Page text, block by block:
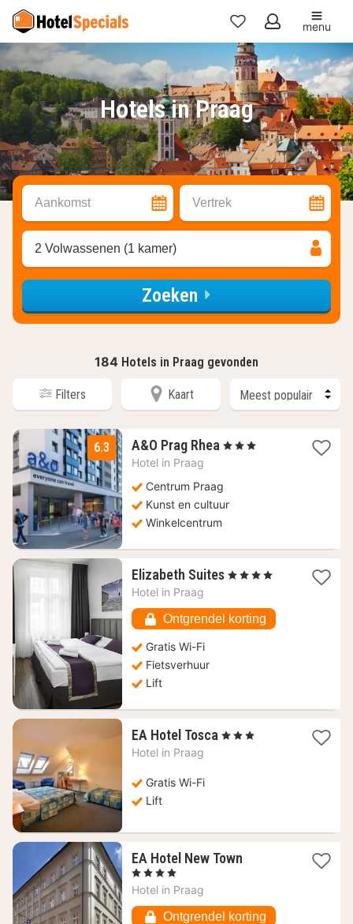
Mijn
favorieten
menu
Hotels in Praag
Aankomst Vertrek
2 Volwassenen (1 kamer)
Zoeken
184 Hotels in Praag gevonden
Filters Kaart
6.3 A&O Prag Rhea 2
51,38
€
, 3 Sterren
Hotel in Praag
Centrum Praag
Kunst en cultuur
Winkelcentrum
Elizabeth Suites 1
65,62
€
, 4 Sterren
Hotel in Praag
Ontgrendel korting
Gratis Wi-Fi
Fietsverhuur
Lift
EA Hotel Tosca 1
, 3 Sterren
Hotel in Praag
Gratis Wi-Fi
Lift
EA Hotel New Town1
€
, 4 Sterren
Hotel in Praag
Ontgrendel korting